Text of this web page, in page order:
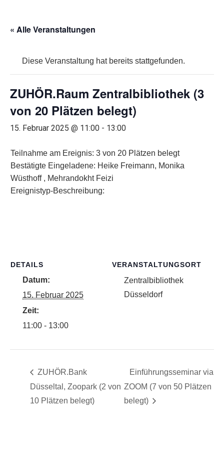
« Alle Veranstaltungen
Diese Veranstaltung hat bereits stattgefunden.
ZUHÖR.Raum Zentralbibliothek (3
von 20 Plätzen belegt)
15. Februar 2025 @ 11:00 - 13:00
Teilnahme am Ereignis: 3 von 20 Plätzen belegt
Bestätigte Eingeladene: Heike Freimann, Monika
Wüsthoff , Mehrandokht Feizi
Ereignistyp-Beschreibung:
DETAILS
Datum:
15. Februar 2025
Zeit:
11:00 - 13:00
VERANSTALTUNGSORT
Zentralbibliothek
Düsseldorf
ZUHÖR.Bank
Düsseltal, Zoopark (2 von
10 Plätzen belegt)
Einführungsseminar via
ZOOM (7 von 50 Plätzen
belegt)